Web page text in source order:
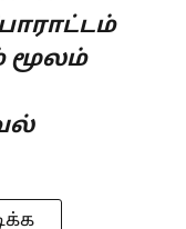
மூலம்